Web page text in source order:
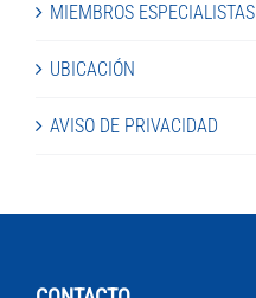
MIEMBROS ESPECIALISTAS
UBICACIÓN
AVISO DE PRIVACIDAD